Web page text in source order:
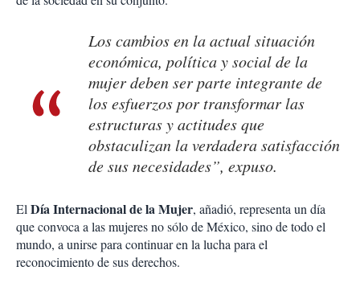
Los cambios en la actual situación
económica, política y social de la
mujer deben ser parte integrante de
los esfuerzos por transformar las
estructuras y actitudes que
obstaculizan la verdadera satisfacción
de sus necesidades”, expuso.
ElDía Internacional de la Mujer, añadió, representa un día
que convoca a las mujeres no sólo de México, sino de todo el
mundo, a unirse para continuar en la lucha para el
reconocimiento de sus derechos.